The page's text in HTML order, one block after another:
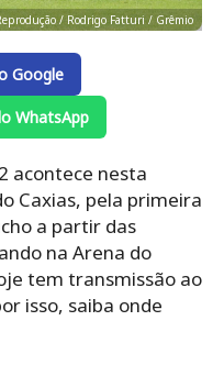
/ Rodrigo Fatturi / Grêmio
Google
WhatsApp
acontece nesta
Caxias, pela primeira
a partir das
na Arena do
tem transmissão ao
isso, saiba onde